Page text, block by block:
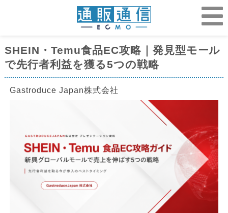
SHEIN・Temu食品EC攻略｜発見型モール
で先行者利益を獲る5つの戦略
Gastroduce Japan株式会社